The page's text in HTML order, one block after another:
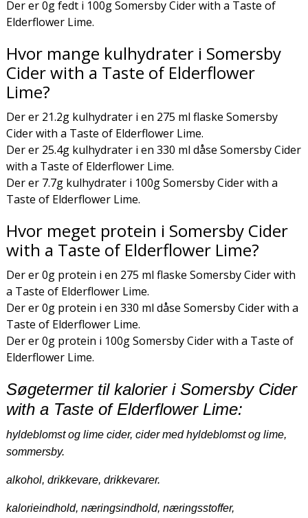
Der er 0g fedt i 100g Somersby Cider with a Taste of
Elderflower Lime.
Hvor mange kulhydrater i Somersby
Cider with a Taste of Elderflower
Lime?
Der er 21.2g kulhydrater i en 275 ml flaske Somersby
Cider with a Taste of Elderflower Lime.
Der er 25.4g kulhydrater i en 330 ml dåse Somersby Cider
with a Taste of Elderflower Lime.
Der er 7.7g kulhydrater i 100g Somersby Cider with a
Taste of Elderflower Lime.
Hvor meget protein i Somersby Cider
with a Taste of Elderflower Lime?
Der er 0g protein i en 275 ml flaske Somersby Cider with
a Taste of Elderflower Lime.
Der er 0g protein i en 330 ml dåse Somersby Cider with a
Taste of Elderflower Lime.
Der er 0g protein i 100g Somersby Cider with a Taste of
Elderflower Lime.
Søgetermer til kalorier i Somersby Cider
with a Taste of Elderflower Lime:
hyldeblomst og lime cider, cider med hyldeblomst og lime,
sommersby.
alkohol, drikkevare, drikkevarer.
kalorieindhold, næringsindhold, næringsstoffer,